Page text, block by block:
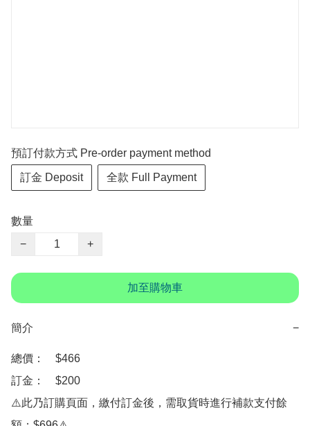
預訂付款方式 Pre-order payment method
訂金 Deposit 全款 Full Payment
數量
−
+
加至購物車
簡介 −
總價：　$466
訂金：　$200
⚠️此乃訂購頁面，繳付訂金後，需取貨時進行補款支付餘